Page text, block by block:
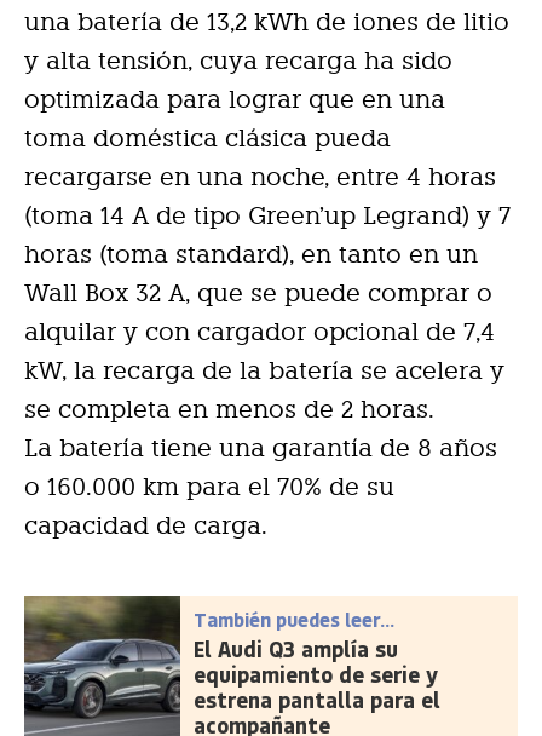
una batería de 13,2 kWh de iones de litio
y alta tensión, cuya recarga ha sido
optimizada para lograr que en una
toma doméstica clásica pueda
recargarse en una noche, entre 4 horas
(toma 14 A de tipo Green’up Legrand) y 7
horas (toma standard), en tanto en un
Wall Box 32 A, que se puede comprar o
alquilar y con cargador opcional de 7,4
kW, la recarga de la batería se acelera y
se completa en menos de 2 horas.
La batería tiene una garantía de 8 años
o 160.000 km para el 70% de su
capacidad de carga.
También puedes leer...
El Audi Q3 amplía su
equipamiento de serie y
estrena pantalla para el
acompañante